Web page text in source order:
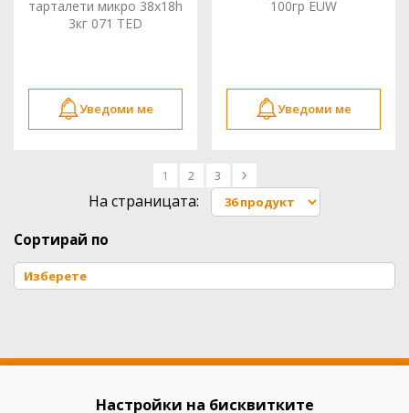
тарталети микро 38x18h
3кг 071 TED
Уведоми ме
100гр EUW
Уведоми ме
1 2 3 >
На страницата:
Сортирай по
Настройки на бисквитките